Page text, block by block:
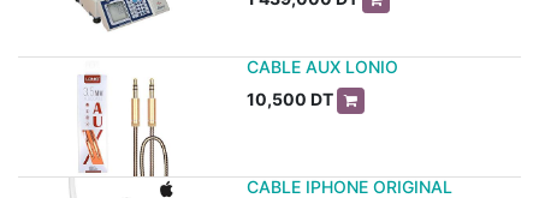
CABLE AUX LONIO
10,500 DT
CABLE IPHONE ORIGINAL